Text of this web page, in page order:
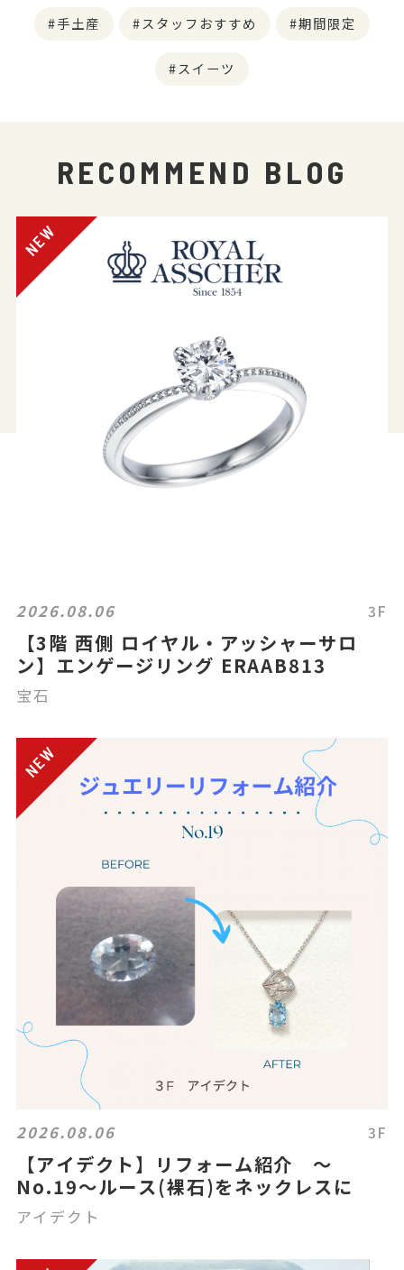
手土産 スタッフおすすめ 期間限定
スイーツ
RECOMMEND BLOG
2026.08.06 3F
【3階 西側 ロイヤル・アッシャーサロ
ン】エンゲージリング ERAAB813
宝石
2026.08.06 3F
【アイデクト】リフォーム紹介 ～
No.19～ルース(裸石)をネックレスに
アイデクト